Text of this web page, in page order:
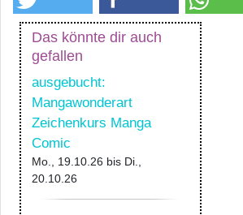
Das könnte dir auch
gefallen
ausgebucht:
Mangawonderart
Zeichenkurs Manga
Comic
Mo., 19.10.26 bis Di.,
20.10.26